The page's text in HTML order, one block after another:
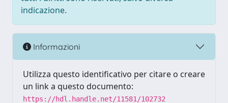
indicazione.
Informazioni
Utilizza questo identificativo per citare o creare
un link a questo documento:
https://hdl.handle.net/11581/102732